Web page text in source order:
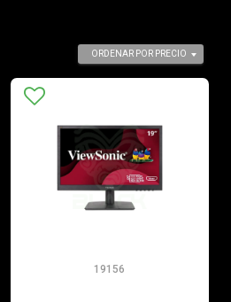
ORDENAR POR PRECIO
19156